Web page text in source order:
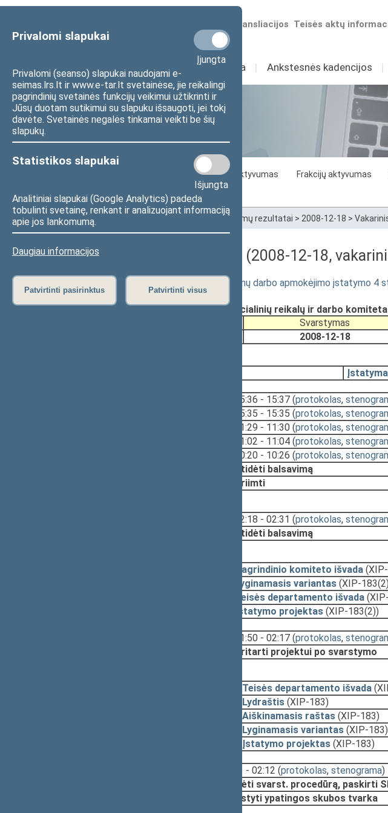
Privalomi slapukai
Įjungta
Privalomi (seanso) slapukai naudojami e-
seimas.lrs.lt ir www.e-tar.lt svetainėse, jie reikalingi
pagrindinių svetainės funkcijų veikimui užtikrinti ir
Jūsų duotam sutikimui su slapuku išsaugoti, jei tokį
davėte. Svetainės negalės tinkamai veikti be šių
slapukų.
Statistikos slapukai
Išjungta
Analitiniai slapukai (Google Analytics) padeda
tobulinti svetainę, renkant ir analizuojant informaciją
apie jos lankomumą.
Daugiau informacijos
Patvirtinti pasirinktus Patvirtinti visus
Teisės aktų
Numatomos transliacijos
Sudėtis Veikla I Ankstesnės kadencijos I
Statistika
Seimo narių aktyvumas Frakcijų aktyvumas
Seimo narių balsavimų rezultatai
Pradžia Seimo narių balsavimų rezultatai > 2008-12-18 >
Darbotvarkės klausimas (2008-12-18,
Valstybės politikų ir valstybės pareigūnų darbo apmokėjimo įstatymo 4
Pateikė:
Donatas JANKAUSKAS, Socialinių reikalų ir darbo
Svarstymas
2008-12-18
15:36 - 15:37 (protokolas,
15:35 - 15:35 (protokolas,
11:29 - 11:30 (protokolas,
11:02 - 11:04 (protokolas,
10:20 - 10:26 (protokolas,
Atidėti balsavimą
Priimti
02:18 - 02:31 (protokolas,
Atidėti balsavimą
Pagrindinio komiteto išvada
Lyginamasis variantas (XIP-
Teisės departamento išvada
Įstatymo projektas (XIP-183(2))
01:50 - 02:17 (protokolas,
Pritarti projektui po svarstymo
Teisės departamento išvada
Lydraštis (XIP-183)
Aiškinamasis raštas (XIP-183)
Lyginamasis variantas (XIP-183)
Įstatymo projektas (XIP-183)
01:53 - 02:12 (protokolas, stenograma)
Pradėti svarst. procedūrą, paskirti
Svarstyti ypatingos skubos tvarka